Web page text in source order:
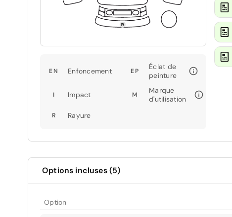
EN Enfoncement EP
Éclat de
peinture
I Impact M
Marque
d'utilisation
R Rayure
Options incluses (5)
Option